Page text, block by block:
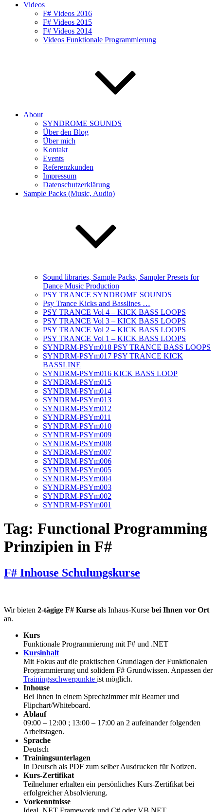
Videos
F# Videos 2016
F# Videos 2015
F# Videos 2014
Videos Funktionale Programmierung
About
SYNDROME SOUNDS
Über den Blog
Über mich
Kontakt
Events
Referenzkunden
Impressum
Datenschutzerklärung
Sample Packs (Music, Audio)
Sound libraries, Sample Packs, Sampler Presets for
Dance Music Production
PSY TRANCE SYNDROME SOUNDS
Psy Trance Kicks and Basslines …
PSY TRANCE Vol 4 – KICK BASS LOOPS
PSY TRANCE Vol 3 – KICK BASS LOOPS
PSY TRANCE Vol 2 – KICK BASS LOOPS
PSY TRANCE Vol 1 – KICK BASS LOOPS
SYNDRM-PSYm018 PSY TRANCE BASS LOOPS
SYNDRM-PSYm017 PSY TRANCE KICK
BASSLINE
SYNDRM-PSYm016 KICK BASS LOOP
SYNDRM-PSYm015
SYNDRM-PSYm014
SYNDRM-PSYm013
SYNDRM-PSYm012
SYNDRM-PSYm011
SYNDRM-PSYm010
SYNDRM-PSYm009
SYNDRM-PSYm008
SYNDRM-PSYm007
SYNDRM-PSYm006
SYNDRM-PSYm005
SYNDRM-PSYm004
SYNDRM-PSYm003
SYNDRM-PSYm002
SYNDRM-PSYm001
Tag: Functional Programming
Prinzipien in F#
F# Inhouse Schulungskurse
Wir bieten 2-tägige F# Kurse als Inhaus-Kurse bei Ihnen vor Ort
an.
Kurs
Funktionale Programmierung mit F# und .NET
Kursinhalt
Mit Fokus auf die praktischen Grundlagen der Funktionalen
Programmierung und solidem F# Grundwissen. Anpassen der
Trainingsschwerpunkte ist möglich.
Inhouse
Bei Ihnen in einem Sprechzimmer mit Beamer und
Flipchart/Whiteboard.
Ablauf
09:00 – 12:00 ; 13:00 – 17:00 an 2 aufeinander folgenden
Arbeitstagen.
Sprache
Deutsch
Trainingsunterlagen
In Deutsch als PDF zum selber Ausdrucken für Notizen.
Kurs-Zertifikat
Teilnehmer erhalten ein persönliches Kurs-Zertifikat bei
erfolgreicher Absolvierung.
Vorkenntnisse
Ideal .NET Framework und C# oder VB.NET